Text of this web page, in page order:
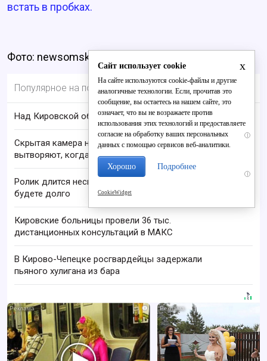
встать в пробках.
Фото: newsomsk.ru
Популярное на портале
Над Кировской областью сбили БПЛА
i
Скрытая камера на пляже Крыма: Что люди
вытворяют, когда их не видят...
i
Ролик длится несколько секунд, а смеяться вы
будете долго
Кировские больницы провели 36 тыс.
дистанционных консультаций в МАКС
В Кирово-Чепецке росгвардейцы задержали
пьяного хулигана из бара
i
x
Сайт использует cookie
На сайте используются cookie-файлы и другие
аналогичные технологии. Если, прочитав это
сообщение, вы остаетесь на нашем сайте, это
означает, что вы не возражаете против
использования этих технологий и предоставляете
согласие на обработку ваших персональных
данных с помощью сервисов веб-аналитики.
Хорошо Подробнее
CookieWidget